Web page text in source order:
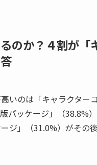
のか？４割が「
いのは「キャラクター
パッケージ」（38.8%）
ジ」（31.0%）がその